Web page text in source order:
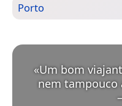
Porto
«Um bom
nem tampouco